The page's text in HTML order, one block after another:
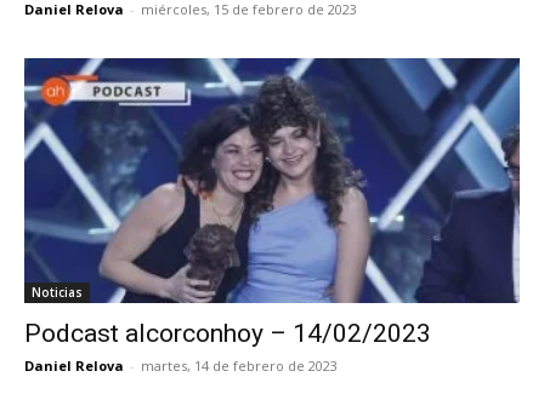
Daniel Relova - miércoles, 15 de febrero de 2023
Noticias
Podcast alcorconhoy – 14/02/2023
Daniel Relova - martes, 14 de febrero de 2023